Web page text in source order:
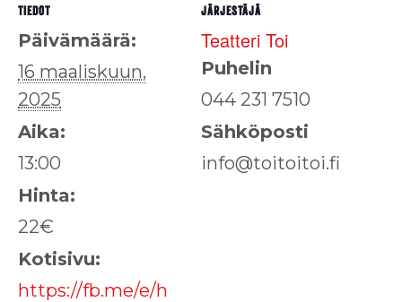
TIEDOT
Päivämäärä:
16 maaliskuun,
2025
Aika:
13:00
Hinta:
22€
Kotisivu:
https://fb.me/e/h
JÄRJESTÄJÄ
Teatteri Toi
Puhelin
044 231 7510
Sähköposti
info@toitoitoi.fi